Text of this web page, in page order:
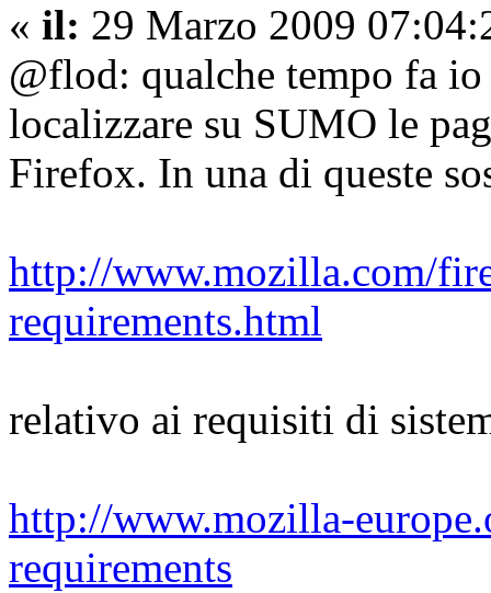
« il: 29 Marzo 2009
@flod: qualche tempo fa
localizzare su SUMO le
Firefox. In una di queste
http://www.mozilla.com/
requirements.html
relativo ai requisiti di
http://www.mozilla-
requirements